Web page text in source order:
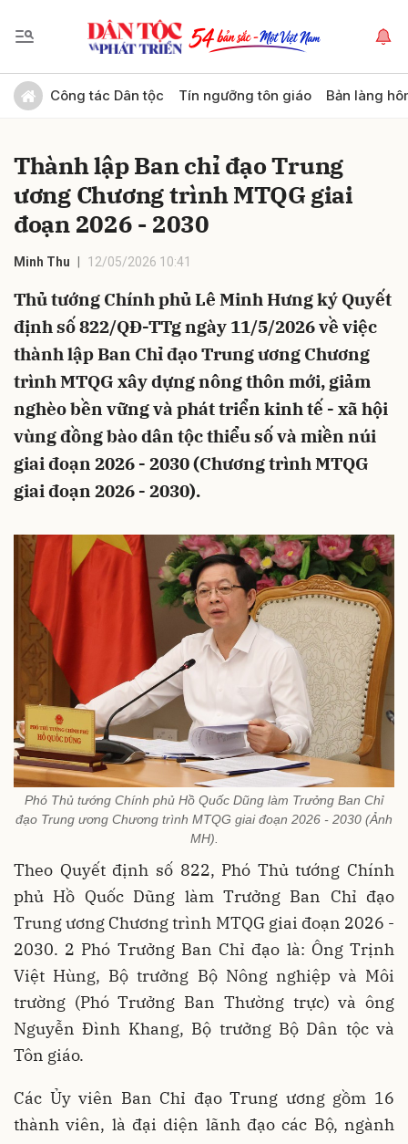
Công tác Dân tộc Tín ngưỡng tôn giáo Bản làng
Thành lập Ban chỉ đạo Trung
ương Chương trình MTQG giai
đoạn 2026 - 2030
Minh Thu 12/05/2026 10:41
Thủ tướng Chính phủ Lê Minh Hưng ký Quyết
định số 822/QĐ-TTg ngày 11/5/2026 về việc
thành lập Ban Chỉ đạo Trung ương Chương
trình MTQG xây dựng nông thôn mới, giảm
nghèo bền vững và phát triển kinh tế - xã hội
vùng đồng bào dân tộc thiểu số và miền núi
giai đoạn 2026 - 2030 (Chương trình MTQG
giai đoạn 2026 - 2030).
Phó Thủ tướng Chính phủ Hồ Quốc Dũng làm Trưởng Ban Chỉ
đạo Trung ương Chương trình MTQG giai đoạn 2026 - 2030 (Ảnh
MH).
Theo Quyết định số 822, Phó Thủ tướng Chính
phủ Hồ Quốc Dũng làm Trưởng Ban Chỉ đạo
Trung ương Chương trình MTQG giai đoạn 2026 -
2030. 2 Phó Trưởng Ban Chỉ đạo là: Ông Trịnh
Việt Hùng, Bộ trưởng Bộ Nông nghiệp và Môi
trường (Phó Trưởng Ban Thường trực) và ông
Nguyễn Đình Khang, Bộ trưởng Bộ Dân tộc và
Tôn giáo.
Các Ủy viên Ban Chỉ đạo Trung ương gồm 16
thành viên, là đại diện lãnh đạo các Bộ, ngành
Gửi bình luận